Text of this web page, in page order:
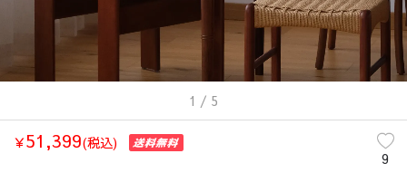
1 / 5
￥51,399(税込)
9